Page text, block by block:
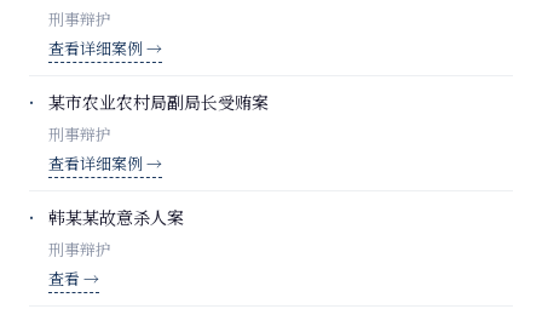
刑事辩护
查看详细案例 →
某市农业农村局副局长受贿案
刑事辩护
查看详细案例 →
韩某某故意杀人案
刑事辩护
查看 →